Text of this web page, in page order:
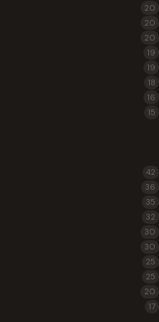
20
20
20
19
19
18
16
15
42
36
35
32
30
30
25
25
20
17